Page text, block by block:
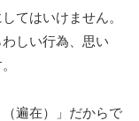
てはいけません。
しい行為、思い
遍在）」だからで